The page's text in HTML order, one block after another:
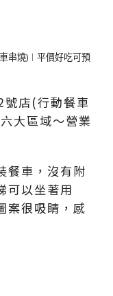
餐車，沒有附
可以坐著用
案很吸睛，感